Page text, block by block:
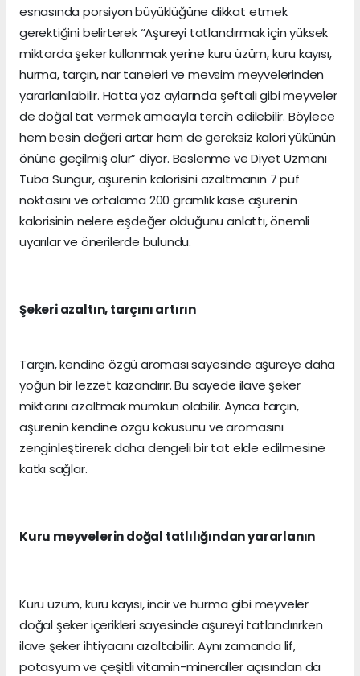
esnasında porsiyon büyüklüğüne dikkat etmek
gerektiğini belirterek “Aşureyi tatlandırmak için yüksek
miktarda şeker kullanmak yerine kuru üzüm, kuru kayısı,
hurma, tarçın, nar taneleri ve mevsim meyvelerinden
yararlanılabilir. Hatta yaz aylarında şeftali gibi meyveler
de doğal tat vermek amacıyla tercih edilebilir. Böylece
hem besin değeri artar hem de gereksiz kalori yükünün
önüne geçilmiş olur” diyor. Beslenme ve Diyet Uzmanı
Tuba Sungur, aşurenin kalorisini azaltmanın 7 püf
noktasını ve ortalama 200 gramlık kase aşurenin
kalorisinin nelere eşdeğer olduğunu anlattı, önemli
uyarılar ve önerilerde bulundu.
Şekeri azaltın, tarçını artırın
Tarçın, kendine özgü aroması sayesinde aşureye daha
yoğun bir lezzet kazandırır. Bu sayede ilave şeker
miktarını azaltmak mümkün olabilir. Ayrıca tarçın,
aşurenin kendine özgü kokusunu ve aromasını
zenginleştirerek daha dengeli bir tat elde edilmesine
katkı sağlar.
Kuru meyvelerin doğal tatlılığından yararlanın
Kuru üzüm, kuru kayısı, incir ve hurma gibi meyveler
doğal şeker içerikleri sayesinde aşureyi tatlandırırken
ilave şeker ihtiyacını azaltabilir. Aynı zamanda lif,
potasyum ve çeşitli vitamin-mineraller açısından da